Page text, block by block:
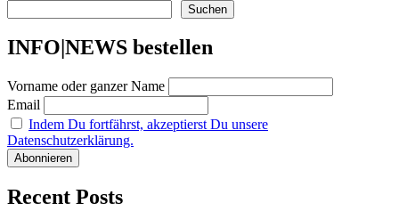
Suchen
INFO|NEWS bestellen
Vorname oder ganzer Name
Email
Indem Du fortfährst, akzeptierst Du unsere
Datenschutzerklärung.
Recent Posts